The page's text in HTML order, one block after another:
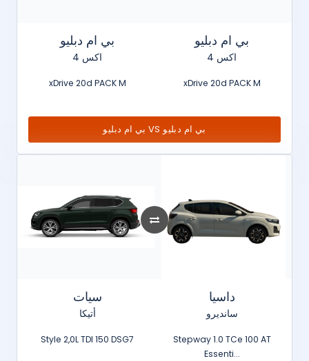
بي ام دبليو
اكس 4
xDrive 20d PACK M
بي ام دبليو
اكس 4
xDrive 20d PACK M
بي ام دبليو VS بي ام دبليو
سيات
أتيكا
Style 2,0L TDI 150 DSG7
داسيا
سانديرو
Stepway 1.0 TCe 100 AT
Essenti...